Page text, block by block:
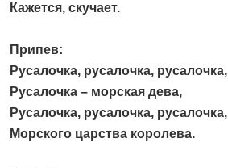
Кажется, скучает.
Припев:
Русалочка, русалочка, русалочка,
Русалочка – морская дева,
Русалочка, русалочка, русалочка,
Морского царства королева.